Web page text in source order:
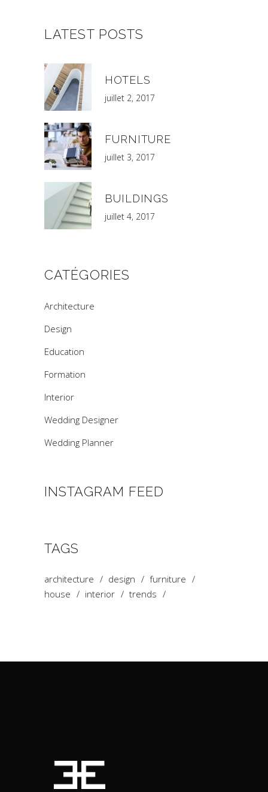
LATEST POSTS
HOTELS
juillet 2, 2017
FURNITURE
juillet 3, 2017
BUILDINGS
juillet 4, 2017
CATÉGORIES
Architecture
Design
Education
Formation
Interior
Wedding Designer
Wedding Planner
INSTAGRAM FEED
TAGS
architecture design
furniture
house
interior trends